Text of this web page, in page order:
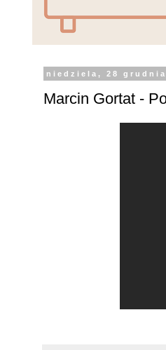
niedziela, 28 grudnia
Marcin Gortat -